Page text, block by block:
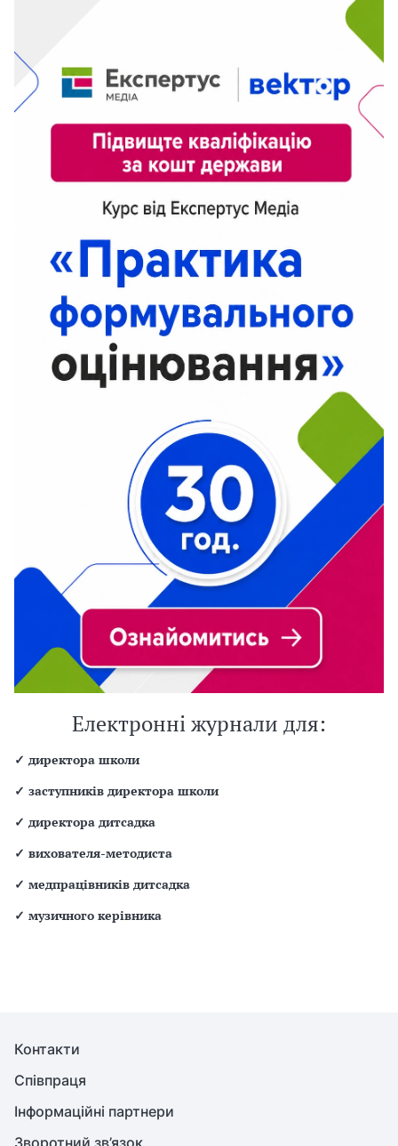
Електронні журнали для:
✓ директора школи
✓ заступників директора школи
✓ директора дитсадка
✓ вихователя-методиста
✓ медпрацівників дитсадка
✓ музичного керівника
Контакти
Співпраця
Інформаційні партнери